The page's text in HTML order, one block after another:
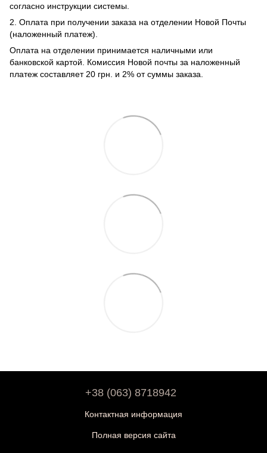
согласно инструкции системы.
2. Оплата при получении заказа на отделении Новой Почты
(наложенный платеж).
Оплата на отделении принимается наличными или
банковской картой. Комиссия Новой почты за наложенный
платеж составляет 20 грн. и 2% от суммы заказа.
+38 (063) 8718942
Контактная информация
Полная версия сайта